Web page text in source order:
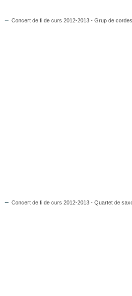
Concert de fi de curs 2012-2013 - Grup de
Concert de fi de curs 2012-2013 - Quartet de